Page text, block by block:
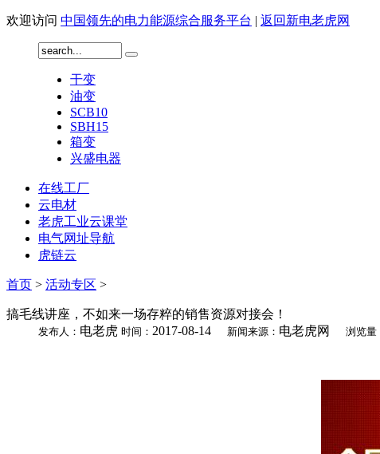
欢迎访问 中国领先的电力能源综合服务平台 | 返回新电老虎网
干变
油变
SCB10
SBH15
箱变
兴盛电器
在线工厂
云电材
老虎工业云课堂
电气网址导航
虎链云
首页 > 活动专区 >
搞毛线讲座，不如来一场存粹的销售资源对接会！
发布人： 电老虎 时间： 2017-08-14 新闻来源： 电老虎网 浏览量